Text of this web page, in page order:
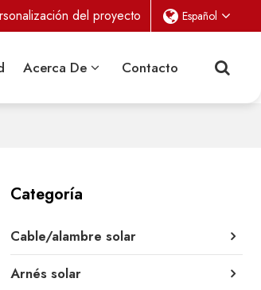
del proyecto Español
Acerca De Contacto
Categoría
Cable/alambre solar
Arnés solar